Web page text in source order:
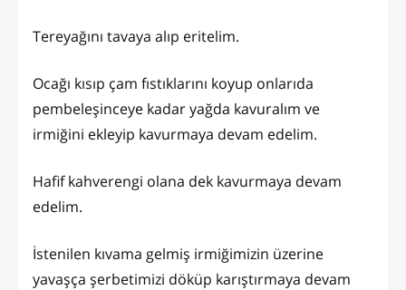
Tereyağını tavaya alıp eritelim.
Ocağı kısıp çam fıstıklarını koyup onlarıda
pembeleşinceye kadar yağda kavuralım ve
irmiğini ekleyip kavurmaya devam edelim.
Hafif kahverengi olana dek kavurmaya devam
edelim.
İstenilen kıvama gelmiş irmiğimizin üzerine
yavaşça şerbetimizi döküp karıştırmaya devam